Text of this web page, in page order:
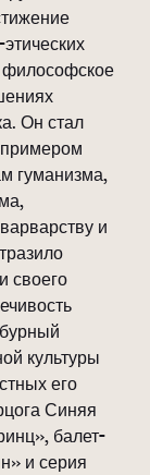
философское
Он стал
гуманизма,
и
своего
культуры
его
Синяя
балет-
и серия